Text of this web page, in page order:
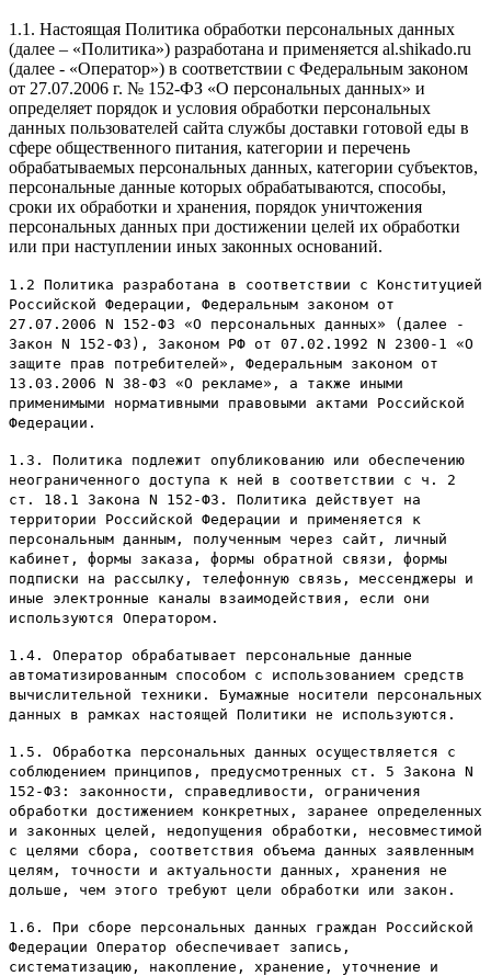
1.1. Настоящая Политика обработки персональных данных
(далее – «Политика») разработана и применяется al.shikado.ru
(далее - «Оператор») в соответствии с Федеральным законом
от 27.07.2006 г. № 152-ФЗ «О персональных данных» и
определяет порядок и условия обработки персональных
данных пользователей сайта службы доставки готовой еды в
сфере общественного питания, категории и перечень
обрабатываемых персональных данных, категории субъектов,
персональные данные которых обрабатываются, способы,
сроки их обработки и хранения, порядок уничтожения
персональных данных при достижении целей их обработки
или при наступлении иных законных оснований.
1.2 Политика разработана в соответствии с Конституцией
Российской Федерации, Федеральным законом от
27.07.2006 N 152-ФЗ «О персональных данных» (далее -
Закон N 152-ФЗ), Законом РФ от 07.02.1992 N 2300-1 «О
защите прав потребителей», Федеральным законом от
13.03.2006 N 38-ФЗ «О рекламе», а также иными
применимыми нормативными правовыми актами Российской
Федерации.
1.3. Политика подлежит опубликованию или обеспечению
неограниченного доступа к ней в соответствии с ч. 2
ст. 18.1 Закона N 152-ФЗ. Политика действует на
территории Российской Федерации и применяется к
персональным данным, полученным через сайт, личный
кабинет, формы заказа, формы обратной связи, формы
подписки на рассылку, телефонную связь, мессенджеры и
иные электронные каналы взаимодействия, если они
используются Оператором.
1.4. Оператор обрабатывает персональные данные
автоматизированным способом с использованием средств
вычислительной техники. Бумажные носители персональных
данных в рамках настоящей Политики не используются.
1.5. Обработка персональных данных осуществляется с
соблюдением принципов, предусмотренных ст. 5 Закона N
152-ФЗ: законности, справедливости, ограничения
обработки достижением конкретных, заранее определенных
и законных целей, недопущения обработки, несовместимой
с целями сбора, соответствия объема данных заявленным
целям, точности и актуальности данных, хранения не
дольше, чем этого требуют цели обработки или закон.
1.6. При сборе персональных данных граждан Российской
Федерации Оператор обеспечивает запись,
систематизацию, накопление, хранение, уточнение и